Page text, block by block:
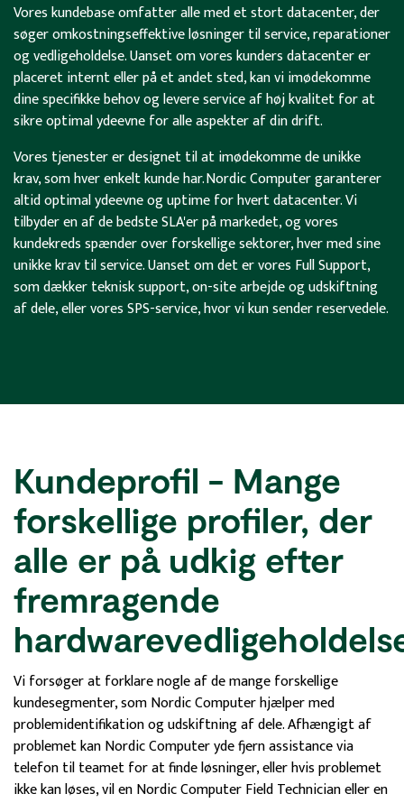
Vores kundebase omfatter alle med et stort datacenter, der
søger omkostningseffektive løsninger til service, reparationer
og vedligeholdelse. Uanset om vores kunders datacenter er
placeret internt eller på et andet sted, kan vi imødekomme
dine specifikke behov og levere service af høj kvalitet for at
sikre optimal ydeevne for alle aspekter af din drift.
Vores tjenester er designet til at imødekomme de unikke
krav, som hver enkelt kunde har. Nordic Computer garanterer
altid optimal ydeevne og uptime for hvert datacenter. Vi
tilbyder en af de bedste SLA'er på markedet, og vores
kundekreds spænder over forskellige sektorer, hver med sine
unikke krav til service. Uanset om det er vores Full Support,
som dækker teknisk support, on-site arbejde og udskiftning
af dele, eller vores SPS-service, hvor vi kun sender reservedele.
Kundeprofil - Mange
forskellige profiler, der
alle er på udkig efter
fremragende
Vi forsøger at forklare nogle af de mange forskellige
kundesegmenter, som Nordic Computer hjælper med
problemidentifikation og udskiftning af dele. Afhængigt af
problemet kan Nordic Computer yde fjern assistance via
telefon til teamet for at finde løsninger, eller hvis problemet
ikke kan løses, vil en Nordic Computer Field Technician eller en